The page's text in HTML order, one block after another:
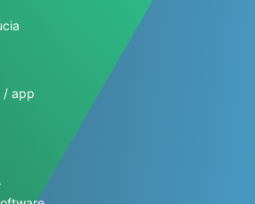
/ app